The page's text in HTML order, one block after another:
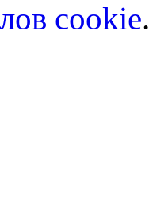
cookie.